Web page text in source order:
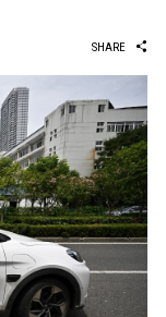
SHARE